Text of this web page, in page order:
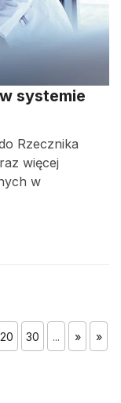
systemie
Rzecznika
więcej
w
20 30 ... » »